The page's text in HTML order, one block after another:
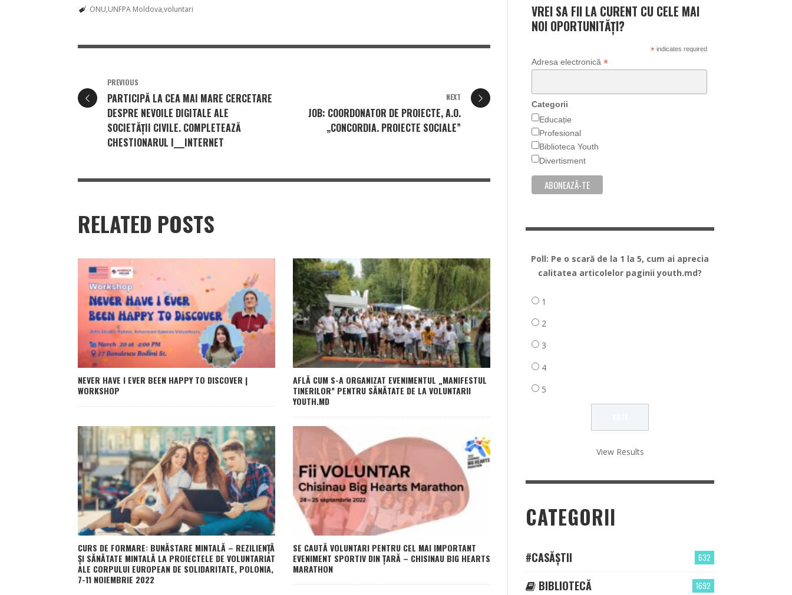
ONU UNFPA Moldova voluntari
PREVIOUS
PARTICIPĂ LA CEA MAI MARE CERCETARE
DESPRE NEVOILE DIGITALE ALE
SOCIETĂȚII CIVILE. COMPLETEAZĂ
CHESTIONARUL I___INTERNET
NEXT
JOB: COORDONATOR DE PROIECTE, A.O.
„CONCORDIA. PROIECTE SOCIALE”
RELATED POSTS
NEVER HAVE I EVER BEEN HAPPY TO DISCOVER |
WORKSHOP
AFLĂ CUM S-A ORGANIZAT EVENIMENTUL „MANIFESTUL
TINERILOR” PENTRU SĂNĂTATE DE LA VOLUNTARII
YOUTH.MD
CURS DE FORMARE: BUNĂSTARE MINTALĂ – REZILIENȚĂ
ȘI SĂNĂTATE MINTALĂ LA PROIECTELE DE VOLUNTARIAT
ALE CORPULUI EUROPEAN DE SOLIDARITATE, POLONIA,
7-11 NOIEMBRIE 2022
SE CAUTĂ VOLUNTARI PENTRU CEL MAI IMPORTANT
EVENIMENT SPORTIV DIN ȚARĂ – CHISINAU BIG HEARTS
MARATHON
VREI SA FII LA CURENT CU CELE MAI
NOI OPORTUNITĂȚI?
*indicates required
Adresa electronică *
Categorii
Educație
Profesional
Biblioteca Youth
Divertisment
Poll: Pe o scară de la 1 la 5, cum ai aprecia
calitatea articolelor paginii youth.md?
1
2
3
4
5
View Results
CATEGORII
632
#CASĂȘTII
1692
BIBLIOTECĂ